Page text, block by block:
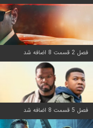
فصل 2 قسمت 8 اضافه شد
فصل 5 قسمت 8 اضافه شد